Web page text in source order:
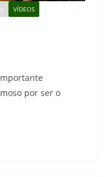
VÍDEOS
por ser o